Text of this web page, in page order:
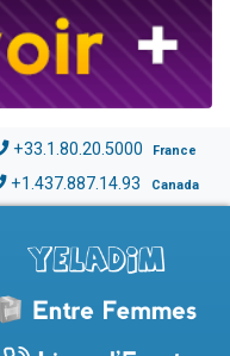
+33.1.80.20.5000 France
+1.437.887.14.93 Canada